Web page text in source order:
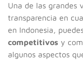
Una de las grandes
transparencia en
en Indonesia,
competitivos y
algunos aspectos